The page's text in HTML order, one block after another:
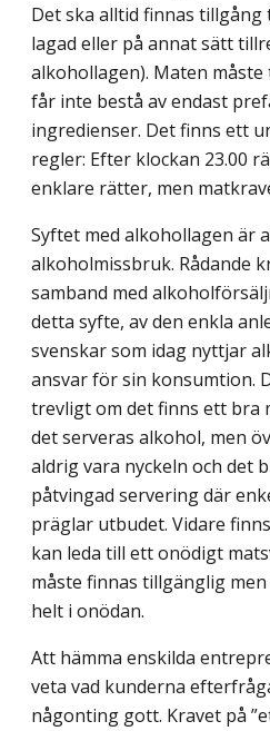
Det ska alltid finnas
lagad eller på annat sätt
alkohollagen). Maten
får inte bestå av endast
ingredienser. Det finns ett
regler: Efter klockan 23.00
enklare rätter, men
Syftet med alkohollagen är
alkoholmissbruk. Rådande
samband med
detta syfte, av den enkla
svenskar som idag nyttjar
ansvar för sin konsumtion.
trevligt om det finns ett bra
det serveras alkohol, men
aldrig vara nyckeln och det
påtvingad servering där
präglar utbudet. Vidare
kan leda till ett onödigt
måste finnas tillgänglig
helt i onödan.
Att hämma enskilda
veta vad kunderna
någonting gott. Kravet på